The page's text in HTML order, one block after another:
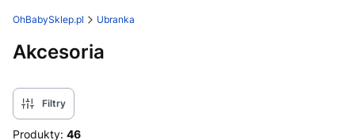
OhBabySklep.pl Ubranka
Akcesoria
Filtry
Produkty: 46